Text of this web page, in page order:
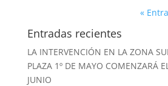
«
Entradas recientes
LA INTERVENCIÓN EN LA ZONA
PLAZA 1º DE MAYO COMENZARÁ
JUNIO